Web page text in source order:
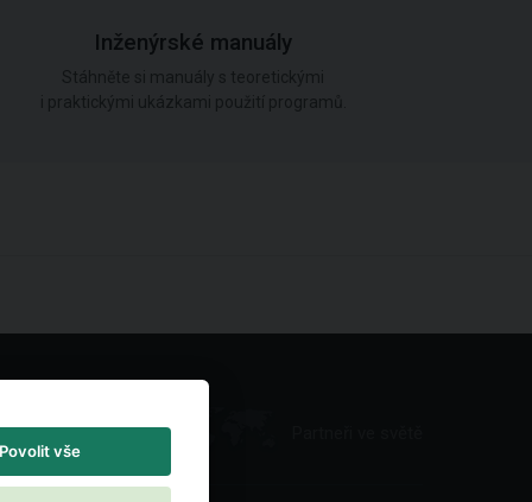
Inženýrské manuály
Povolit vše